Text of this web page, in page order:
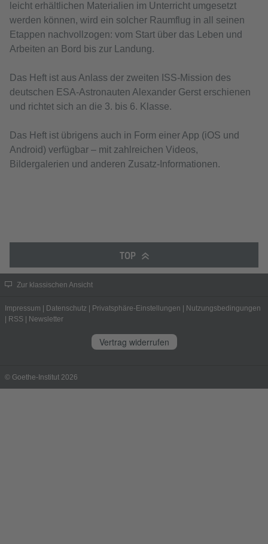
leicht erhältlichen Materialien im Unterricht umgesetzt
werden können, wird ein solcher Raumflug in all seinen
Etappen nachvollzogen: vom Start über das Leben und
Arbeiten an Bord bis zur Landung.
Das Heft ist aus Anlass der zweiten ISS-Mission des
deutschen ESA-Astronauten Alexander Gerst erschienen
und richtet sich an die 3. bis 6. Klasse.
Das Heft ist übrigens auch in Form einer App (iOS und
Android) verfügbar – mit zahlreichen Videos,
Bildergalerien und anderen Zusatz-Informationen.
TOP
Zur klassischen Ansicht
Impressum Datenschutz Privatsphäre-Einstellungen
Nutzungsbedingungen
RSS Newsletter
Vertrag widerrufen
© Goethe-Institut 2026